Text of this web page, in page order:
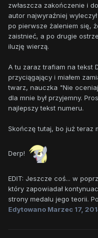
zwłaszcza zakończenie i
autor najwyraźniej
po pierwsze żaleniem się,
zaistnieć, a po drugie
iluzję wierzą.
A tu zaraz trafiam na tekst
przyciągający i miałem
twarz, nauczka "Nie
dla mnie był przyjemny.
najlepszy tekst numeru.
Skończę tutaj, bo już teraz
Derp!
EDIT: Jeszcze coś... w
który zapowiadał
strony medalu jego teorii.
Edytowano Marzec 17,